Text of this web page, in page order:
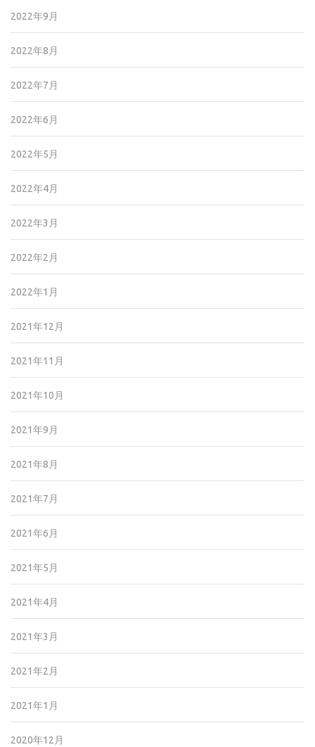
2022年9月
2022年8月
2022年7月
2022年6月
2022年5月
2022年4月
2022年3月
2022年2月
2022年1月
2021年12月
2021年11月
2021年10月
2021年9月
2021年8月
2021年7月
2021年6月
2021年5月
2021年4月
2021年3月
2021年2月
2021年1月
2020年12月